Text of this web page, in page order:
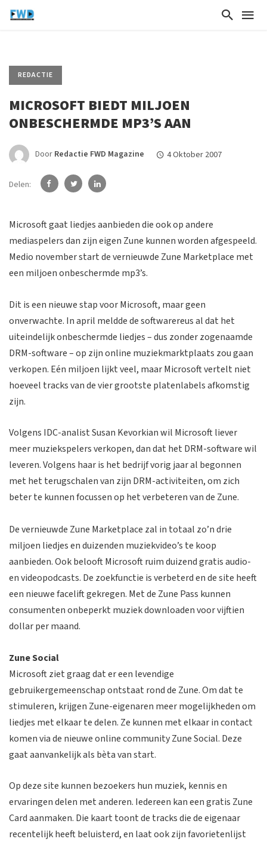
REDACTIE
MICROSOFT BIEDT MILJOEN
ONBESCHERMDE MP3’S AAN
Door Redactie FWD Magazine 4 Oktober 2007
Delen:
Microsoft gaat liedjes aanbieden die ook op andere
mediaspelers dan zijn eigen Zune kunnen worden afgespeeld.
Medio november start de vernieuwde Zune Marketplace met
een miljoen onbeschermde mp3’s.
Dit is een nieuwe stap voor Microsoft, maar geen
onverwachte. In april meldde de softwarereus al dat het
uiteindelijk onbeschermde liedjes – dus zonder zogenaamde
DRM-software – op zijn online muziekmarktplaats zou gaan
verkopen. Eén miljoen lijkt veel, maar Microsoft vertelt niet
hoeveel tracks van de vier grootste platenlabels afkomstig
zijn.
Volgens IDC-analist Susan Kevorkian wil Microsoft liever
meer muziekspelers verkopen, dan dat het DRM-software wil
leveren. Volgens haar is het bedrijf vorig jaar al begonnen
met het terugschalen van zijn DRM-activiteiten, om zich
beter te kunnen focussen op het verbeteren van de Zune.
De vernieuwde Zune Marketplace zal in totaal zo’n drie
miljoen liedjes en duizenden muziekvideo’s te koop
aanbieden. Ook belooft Microsoft ruim duizend gratis audio-
en videopodcasts. De zoekfunctie is verbeterd en de site heeft
een nieuwe facelift gekregen. Met de Zune Pass kunnen
consumenten onbeperkt muziek downloaden voor vijftien
dollar per maand.
Zune Social
Microsoft ziet graag dat er een levendige
gebruikergemeenschap ontstaat rond de Zune. Om dat te
stimuleren, krijgen Zune-eigenaren meer mogelijkheden om
liedjes met elkaar te delen. Ze kunnen met elkaar in contact
komen via de nieuwe online community Zune Social. Deze
gaat aanvankelijk als bèta van start.
Op deze site kunnen bezoekers hun muziek, kennis en
ervaringen delen met anderen. Iedereen kan een gratis Zune
Card aanmaken. Die kaart toont de tracks die de eigenaar
recentelijk heeft beluisterd, en laat ook zijn favorietenlijst